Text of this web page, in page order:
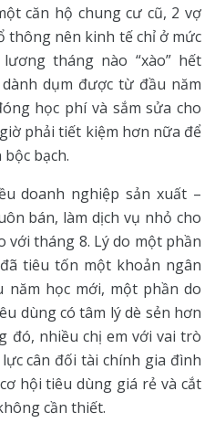
căn hộ chung cư cũ, 2 vợ
thông nên kinh tế chỉ ở mức
tháng nào “xào” hết
dụm được từ đầu năm
học phí và sắm sửa cho
phải tiết kiệm hơn nữa để
bộc bạch.
doanh nghiệp sản xuất –
bán, làm dịch vụ nhỏ cho
với tháng 8. Lý do một phần
tiêu tốn một khoản ngân
năm học mới, một phần do
dùng có tâm lý dè sẻn hơn
đó, nhiều chị em với vai trò
cân đối tài chính gia đình
hội tiêu dùng giá rẻ và cắt
cần thiết.